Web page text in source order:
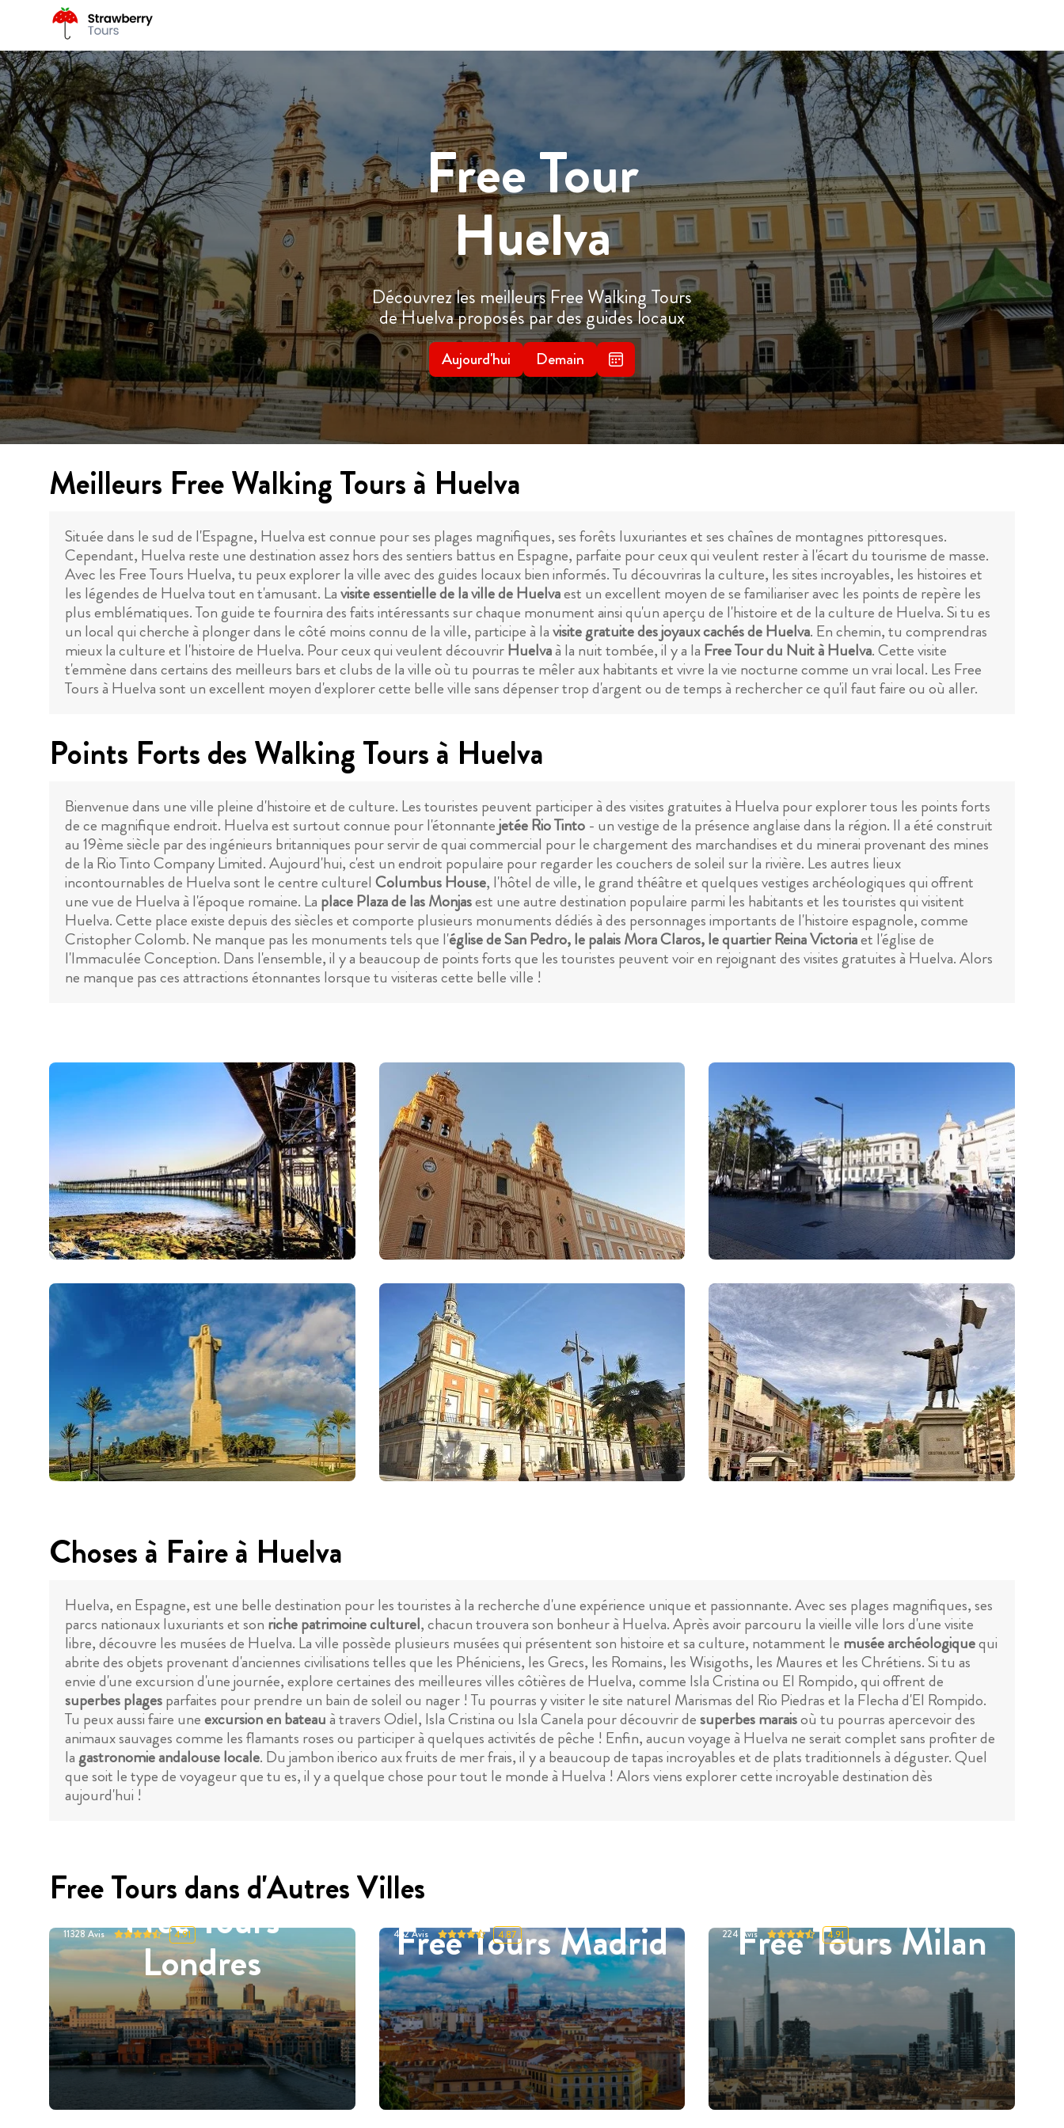
Free Tour
Huelva
Découvrez les meilleurs Free Walking Tours
de Huelva proposés par des guides locaux
Aujourd'hui Demain
Meilleurs Free Walking Tours à Huelva
Située dans le sud de l'Espagne, Huelva est connue pour ses plages magnifiques, ses forêts luxuriantes et ses chaînes de montagnes pittoresques.
Cependant, Huelva reste une destination assez hors des sentiers battus en Espagne, parfaite pour ceux qui veulent rester à l'écart du tourisme de masse.
Avec les Free Tours Huelva, tu peux explorer la ville avec des guides locaux bien informés. Tu découvriras la culture, les sites incroyables, les histoires et
les légendes de Huelva tout en t'amusant. Lavisite essentielle de la ville de Huelvaest un excellent moyen de se familiariser avec les points de repère les
plus emblématiques. Ton guide te fournira des faits intéressants sur chaque monument ainsi qu'un aperçu de l'histoire et de la culture de Huelva. Si tu es
un local qui cherche à plonger dans le côté moins connu de la ville, participe à lavisite gratuite des joyaux cachés de Huelva. En chemin, tu comprendras
mieux la culture et l'histoire de Huelva. Pour ceux qui veulent découvrirHuelvaà la nuit tombée, il y a la Free Tour du Nuit à Huelva. Cette visite
t'emmène dans certains des meilleurs bars et clubs de la ville où tu pourras te mêler aux habitants et vivre la vie nocturne comme un vrai local. Les Free
Tours à Huelva sont un excellent moyen d'explorer cette belle ville sans dépenser trop d'argent ou de temps à rechercher ce qu'il faut faire ou où aller.
Points Forts des Walking Tours à Huelva
Bienvenue dans une ville pleine d'histoire et de culture. Les touristes peuvent participer à des visites gratuites à Huelva pour explorer tous les points forts
de ce magnifique endroit. Huelva est surtout connue pour l'étonnantejetée Rio Tinto - un vestige de la présence anglaise dans la région. Il a été construit
au 19ème siècle par des ingénieurs britanniques pour servir de quai commercial pour le chargement des marchandises et du minerai provenant des mines
de la Rio Tinto Company Limited. Aujourd'hui, c'est un endroit populaire pour regarder les couchers de soleil sur la rivière. Les autres lieux
incontournables de Huelva sont le centre culturel Columbus House, l'hôtel de ville, le grand théâtre et quelques vestiges archéologiques qui offrent
une vue de Huelva à l'époque romaine. La place Plaza de las Monjasest une autre destination populaire parmi les habitants et les touristes qui visitent
Huelva. Cette place existe depuis des siècles et comporte plusieurs monuments dédiés à des personnages importants de l'histoire espagnole, comme
Cristopher Colomb. Ne manque pas les monuments tels que l'église de San Pedro, le palais Mora Claros, le quartier Reina Victoriaet l'église de
l'Immaculée Conception. Dans l'ensemble, il y a beaucoup de points forts que les touristes peuvent voir en rejoignant des visites gratuites à Huelva. Alors
ne manque pas ces attractions étonnantes lorsque tu visiteras cette belle ville !
Choses à Faire à Huelva
Huelva, en Espagne, est une belle destination pour les touristes à la recherche d'une expérience unique et passionnante. Avec ses plages magnifiques, ses
parcs nationaux luxuriants et son riche patrimoine culturel, chacun trouvera son bonheur à Huelva. Après avoir parcouru la vieille ville lors d'une visite
libre, découvre les musées de Huelva. La ville possède plusieurs musées qui présentent son histoire et sa culture, notamment le musée archéologiquequi
abrite des objets provenant d'anciennes civilisations telles que les Phéniciens, les Grecs, les Romains, les Wisigoths, les Maures et les Chrétiens. Si tu as
envie d'une excursion d'une journée, explore certaines des meilleures villes côtières de Huelva, comme Isla Cristina ou El Rompido, qui offrent de
superbes plagesparfaites pour prendre un bain de soleil ou nager ! Tu pourras y visiter le site naturel Marismas del Rio Piedras et la Flecha d'El Rompido.
Tu peux aussi faire uneexcursion en bateauà travers Odiel, Isla Cristina ou Isla Canela pour découvrir desuperbes maraisoù tu pourras apercevoir des
animaux sauvages comme les flamants roses ou participer à quelques activités de pêche ! Enfin, aucun voyage à Huelva ne serait complet sans profiter de
lagastronomie andalouse locale. Du jambon iberico aux fruits de mer frais, il y a beaucoup de tapas incroyables et de plats traditionnels à déguster. Quel
que soit le type de voyageur que tu es, il y a quelque chose pour tout le monde à Huelva ! Alors viens explorer cette incroyable destination dès
aujourd'hui !
Free Tours dans d'Autres Villes
Free Tours
Londres
11328 Avis 4.91 Free Tours Madrid
452Avis 4.87 Free Tours Milan
224 Avis 4.91